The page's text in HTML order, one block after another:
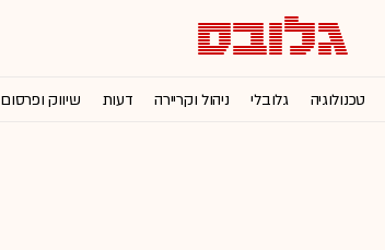
טכנולוגיה גלובלי ניהול וקריירה דעות שיווק ופרסום